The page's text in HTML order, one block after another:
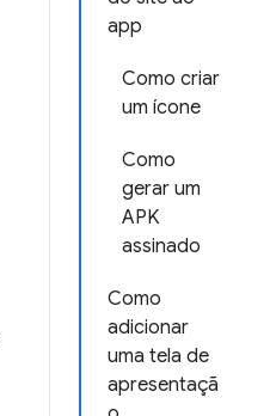
app
Como criar
um ícone
Como
gerar um
APK
assinado
Como
adicionar
uma tela de
apresentaçã